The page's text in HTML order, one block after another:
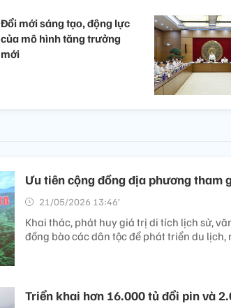
Đổi mới sáng tạo, động lực
của mô hình tăng trưởng
mới
Ưu tiên cộng đồng địa phương tham
21/05/2026 13:46’
Khai thác, phát huy giá trị di tích lịch sử,
đồng bào các dân tộc để phát triển du
Triển khai hơn 16.000 tủ đổi pin và